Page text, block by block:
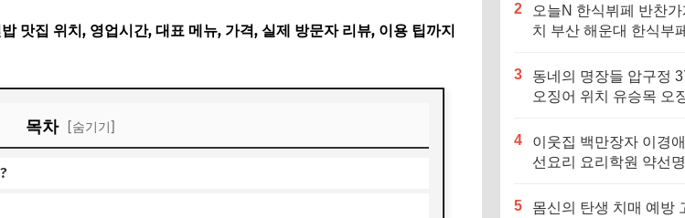
맛집 위치, 영업시간, 대표 메뉴, 가격, 실제 방문자 리뷰, 이용 팁까지
목차 [숨기기]
2
오늘N 한식뷔페 반찬
치 부산 해운대 한식부
장인)
3
동네의 명장들 압구정
오징어 위치 유승목 오
음 특징·메뉴·가격
4
이웃집 백만장자 이경
선요리 요리학원 약선
5
몸신의 탄생 치매 예방